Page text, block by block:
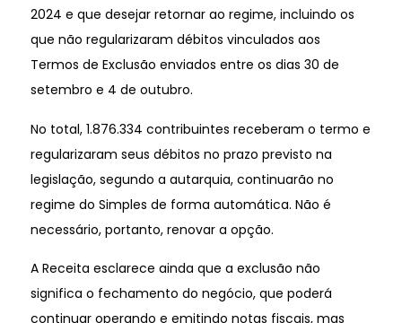
2024 e que desejar retornar ao regime, incluindo os
que não regularizaram débitos vinculados aos
Termos de Exclusão enviados entre os dias 30 de
setembro e 4 de outubro.
No total, 1.876.334 contribuintes receberam o termo e
regularizaram seus débitos no prazo previsto na
legislação, segundo a autarquia, continuarão no
regime do Simples de forma automática. Não é
necessário, portanto, renovar a opção.
A Receita esclarece ainda que a exclusão não
significa o fechamento do negócio, que poderá
continuar operando e emitindo notas fiscais, mas